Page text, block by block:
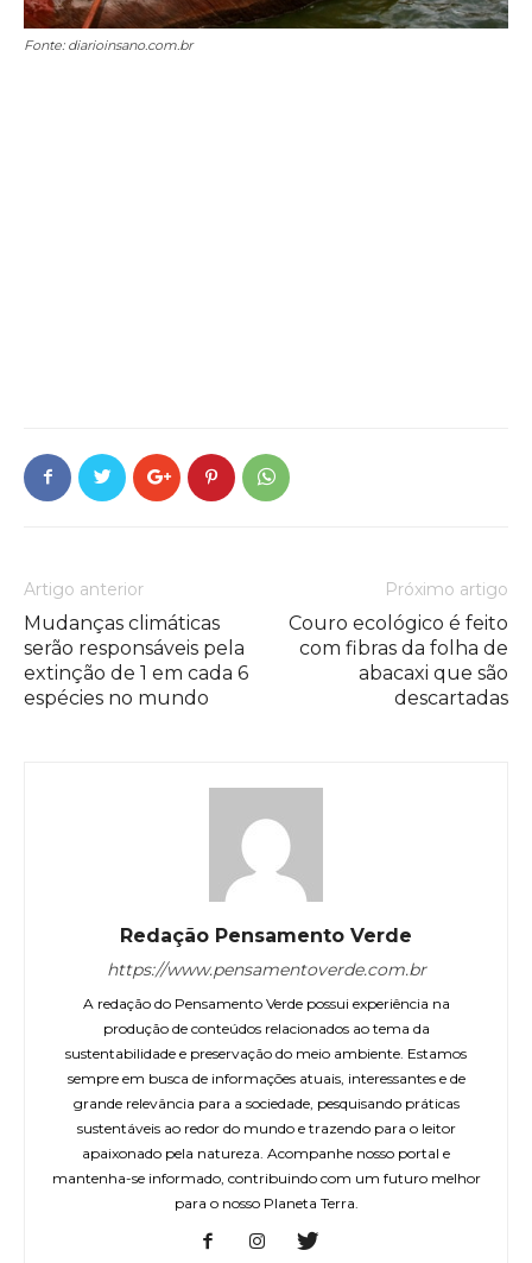
Fonte: diarioinsano.com.br
Artigo anterior
Mudanças climáticas
serão responsáveis pela
extinção de 1 em cada 6
espécies no mundo
Próximo artigo
Couro ecológico é feito
com fibras da folha de
abacaxi que são
descartadas
Redação Pensamento Verde
https://www.pensamentoverde.com.br
A redação do Pensamento Verde possui experiência na
produção de conteúdos relacionados ao tema da
sustentabilidade e preservação do meio ambiente. Estamos
sempre em busca de informações atuais, interessantes e de
grande relevância para a sociedade, pesquisando práticas
sustentáveis ao redor do mundo e trazendo para o leitor
apaixonado pela natureza. Acompanhe nosso portal e
mantenha-se informado, contribuindo com um futuro melhor
para o nosso Planeta Terra.